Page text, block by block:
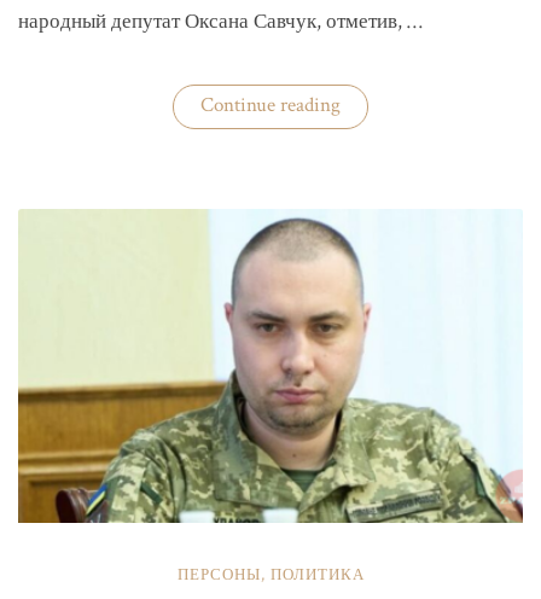
народный депутат Оксана Савчук, отметив, …
Continue reading«ЦИК
готовится
ПЕРСОНЫ, ПОЛИТИКА